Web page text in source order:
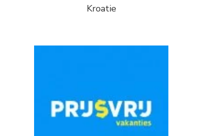
Kroatie